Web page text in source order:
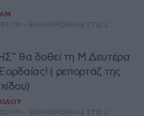
ΠΜ - ΕΝΗΜΕΡΏΘΗΚΕ ΣΤΙΣ 2
θα δοθεί τη Μ.Δευτέρα
( ρεπορτάζ της
ΜΜ - ΕΝΗΜΕΡΏΘΗΚΕ ΣΤΙΣ 2